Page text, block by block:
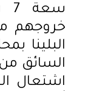
خروجهم
البلينا
السائق
اشتعال